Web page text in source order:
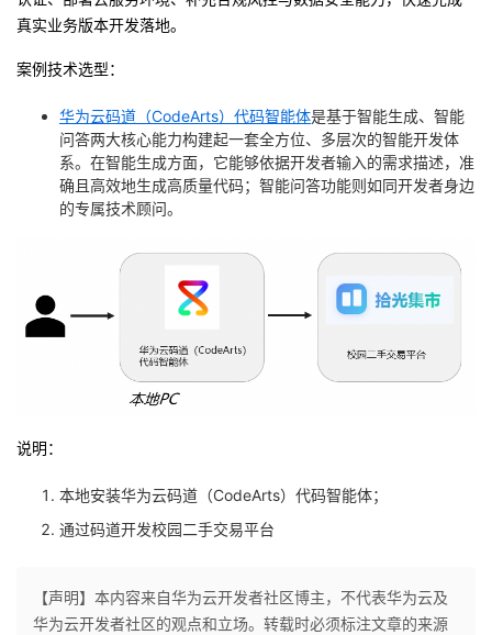
我
的
我
验
收
藏
的
技
我
的
真实业务版本开发落地。
案例技术选型：
华为云码道（CodeArts）代码智能体是基于智能生成、智能
问答两大核心能力构建起一套全方位、多层次的智能开发体
系。在智能生成方面，它能够依据开发者输入的需求描述，准
确且高效地生成高质量代码；智能问答功能则如同开发者身边
的专属技术顾问。
说明：
本地安装华为云码道（CodeArts）代码智能体；
通过码道开发校园二手交易平台
【声明】本内容来自华为云开发者社区博主，不代表华为云及
华为云开发者社区的观点和立场。转载时必须标注文章的来源